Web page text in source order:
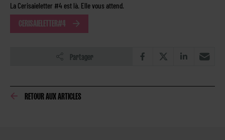
La Cerisaieletter #4 est là. Elle vous attend.
CERISAIELETTER#4
Partager
RETOUR AUX ARTICLES